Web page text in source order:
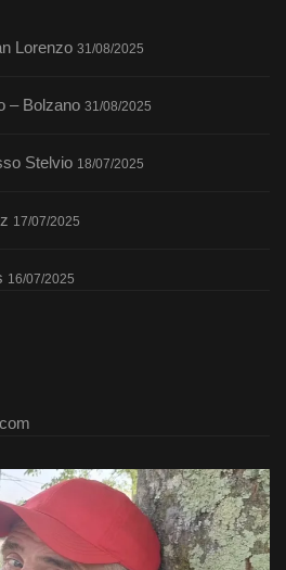
Lorenzo 31/08/2025
– Bolzano 31/08/2025
Stelvio 18/07/2025
17/07/2025
16/07/2025